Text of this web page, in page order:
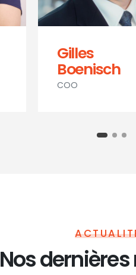
Gilles
Boenisch
COO
Nos